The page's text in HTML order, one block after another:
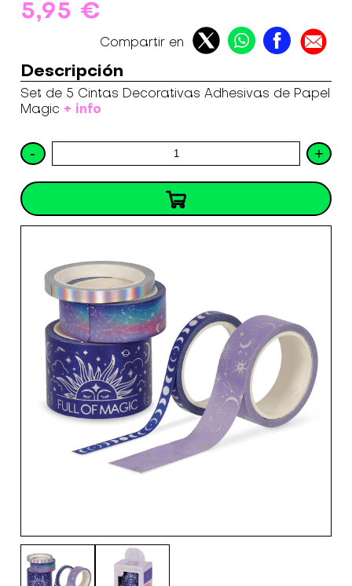
5,95 €
Compartir en
Descripción
Set de 5 Cintas Decorativas Adhesivas de Papel
Magic + info
- +